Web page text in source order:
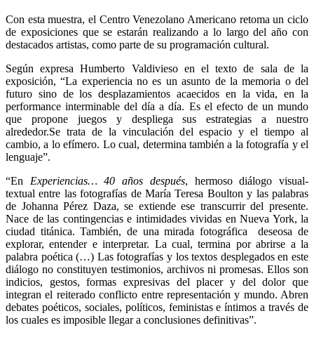
Con esta muestra, el Centro Venezolano Americano retoma un ciclo
de exposiciones que se estarán realizando a lo largo del año con
destacados artistas, como parte de su programación cultural.
Según expresa Humberto Valdivieso en el texto de sala de la
exposición, “La experiencia no es un asunto de la memoria o del
futuro sino de los desplazamientos acaecidos en la vida, en la
performance interminable del día a día. Es el efecto de un mundo
que propone juegos y despliega sus estrategias a nuestro
alrededor.Se trata de la vinculación del espacio y el tiempo al
cambio, a lo efímero. Lo cual, determina también a la fotografía y el
lenguaje”.
“En Experiencias… 40 años después, hermoso diálogo visual-
textual entre las fotografías de María Teresa Boulton y las palabras
de Johanna Pérez Daza, se extiende ese transcurrir del presente.
Nace de las contingencias e intimidades vividas en Nueva York, la
ciudad titánica. También, de una mirada fotográfica deseosa de
explorar, entender e interpretar. La cual, termina por abrirse a la
palabra poética (…) Las fotografías y los textos desplegados en este
diálogo no constituyen testimonios, archivos ni promesas. Ellos son
indicios, gestos, formas expresivas del placer y del dolor que
integran el reiterado conflicto entre representación y mundo. Abren
debates poéticos, sociales, políticos, feministas e íntimos a través de
los cuales es imposible llegar a conclusiones definitivas”.